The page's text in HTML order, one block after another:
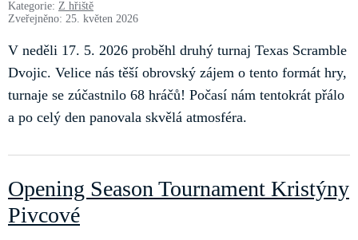
Kategorie: Z hřiště
Zveřejněno: 25. květen 2026
V neděli 17. 5. 2026 proběhl druhý turnaj Texas Scramble
Dvojic. Velice nás těší obrovský zájem o tento formát hry,
turnaje se zúčastnilo 68 hráčů! Počasí nám tentokrát přálo
a po celý den panovala skvělá atmosféra.
Opening Season Tournament Kristýny
Pivcové